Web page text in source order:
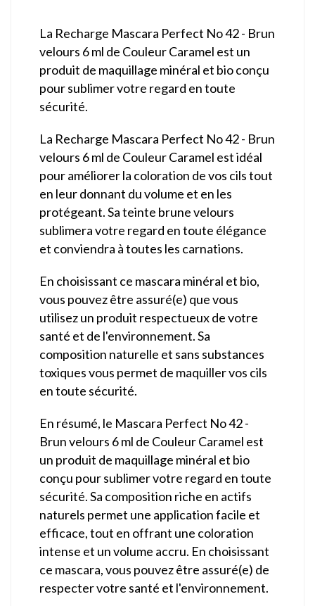
La Recharge Mascara Perfect No 42 - Brun
velours 6 ml de Couleur Caramel est un
produit de maquillage minéral et bio conçu
pour sublimer votre regard en toute
sécurité.
La Recharge Mascara Perfect No 42 - Brun
velours 6 ml de Couleur Caramel est idéal
pour améliorer la coloration de vos cils tout
en leur donnant du volume et en les
protégeant. Sa teinte brune velours
sublimera votre regard en toute élégance
et conviendra à toutes les carnations.
En choisissant ce mascara minéral et bio,
vous pouvez être assuré(e) que vous
utilisez un produit respectueux de votre
santé et de l'environnement. Sa
composition naturelle et sans substances
toxiques vous permet de maquiller vos cils
en toute sécurité.
En résumé, le Mascara Perfect No 42 -
Brun velours 6 ml de Couleur Caramel est
un produit de maquillage minéral et bio
conçu pour sublimer votre regard en toute
sécurité. Sa composition riche en actifs
naturels permet une application facile et
efficace, tout en offrant une coloration
intense et un volume accru. En choisissant
ce mascara, vous pouvez être assuré(e) de
respecter votre santé et l'environnement.